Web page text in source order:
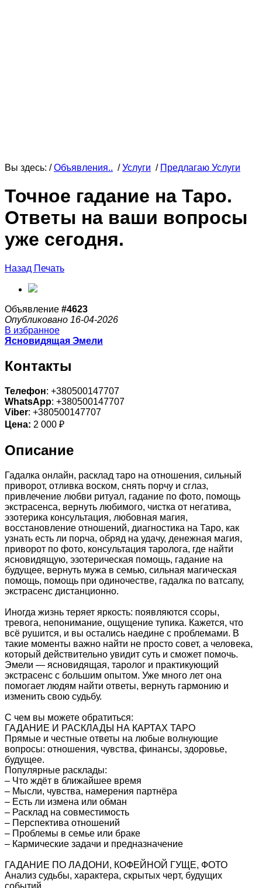
Вы здесь: /Объявления.. /Услуги / Предлагаю Услуги
Точное гадание на Таро.
Ответы на ваши вопросы
уже сегодня.
Назад Печать
Объявление #4623
Опубликовано 16-04-2026
В избранное
Ясновидящая Эмели
Контакты
Телефон: +380500147707
WhatsApp: +380500147707
Viber: +380500147707
Цена: 2 000 ₽
Описание
Гадалка онлайн, расклад таро на отношения, сильный
приворот, отливка воском, снять порчу и сглаз,
привлечение любви ритуал, гадание по фото, помощь
экстрасенса, вернуть любимого, чистка от негатива,
эзотерика консультация, любовная магия,
восстановление отношений, диагностика на Таро, как
узнать есть ли порча, обряд на удачу, денежная магия,
приворот по фото, консультация таролога, где найти
ясновидящую, эзотерическая помощь, гадание на
будущее, вернуть мужа в семью, сильная магическая
помощь, помощь при одиночестве, гадалка по ватсапу,
экстрасенс дистанционно.
Иногда жизнь теряет яркость: появляются ссоры,
тревога, непонимание, ощущение тупика. Кажется, что
всё рушится, и вы остались наедине с проблемами. В
такие моменты важно найти не просто совет, а человека,
который действительно увидит суть и сможет помочь.
Эмели — ясновидящая, таролог и практикующий
экстрасенс с большим опытом. Уже много лет она
помогает людям найти ответы, вернуть гармонию и
изменить свою судьбу.
С чем вы можете обратиться:
ГАДАНИЕ И РАСКЛАДЫ НА КАРТАХ ТАРО
Прямые и честные ответы на любые волнующие
вопросы: отношения, чувства, финансы, здоровье,
будущее.
Популярные расклады:
– Что ждёт в ближайшее время
– Мысли, чувства, намерения партнёра
– Есть ли измена или обман
– Расклад на совместимость
– Перспектива отношений
– Проблемы в семье или браке
– Кармические задачи и предназначение
ГАДАНИЕ ПО ЛАДОНИ, КОФЕЙНОЙ ГУЩЕ, ФОТО
Анализ судьбы, характера, скрытых черт, будущих
событий.